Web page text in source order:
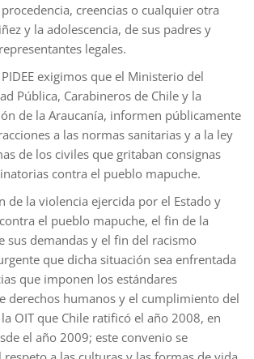
creencias o cualquier otra
y la adolescencia, de sus padres y
legales.
exigimos que el Ministerio del
Pública, Carabineros de Chile y la
de la Araucanía, informen públicamente
a las normas sanitarias y a la ley
de los civiles que gritaban consignas
contra el pueblo mapuche.
de la violencia ejercida por el Estado y
el pueblo mapuche, el fin de la
sus demandas y el fin del racismo
que dicha situación sea enfrentada
que imponen los estándares
derechos humanos y el cumplimiento del
OIT que Chile ratificó el año 2008, en
el año 2009; este convenio se